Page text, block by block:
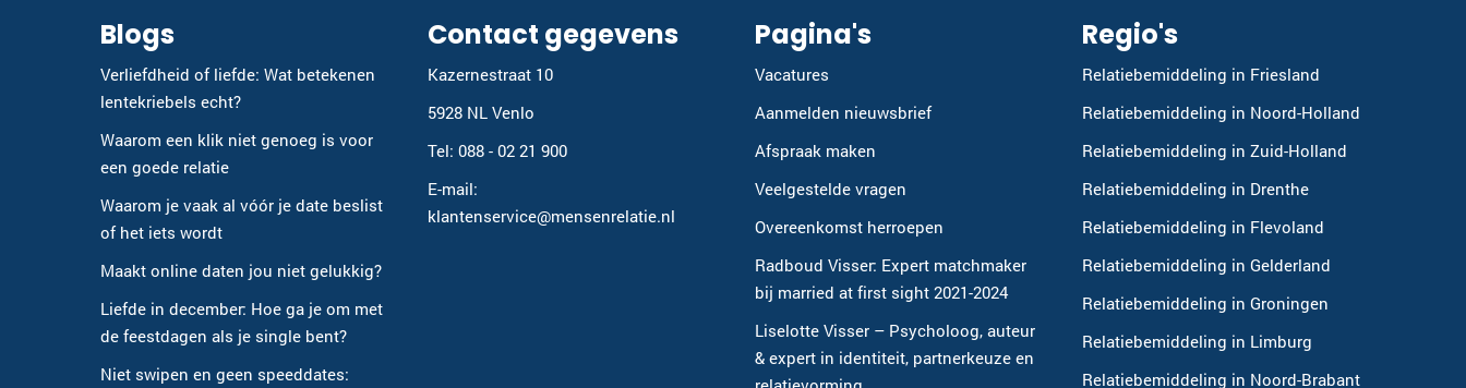
Blogs
Verliefdheid of liefde: Wat betekenen
lentekriebels echt?
Waarom een klik niet genoeg is voor
een goede relatie
Waarom je vaak al vóór je date beslist
of het iets wordt
Maakt online daten jou niet gelukkig?
Liefde in december: Hoe ga je om met
de feestdagen als je single bent?
Niet swipen en geen speeddates:
Contact gegevens
Kazernestraat 10
5928 NL Venlo
Tel: 088 - 02 21 900
E-mail:
klantenservice@mensenrelatie.nl
Pagina's
Vacatures
Aanmelden nieuwsbrief
Afspraak maken
Veelgestelde vragen
Overeenkomst herroepen
Radboud Visser: Expert matchmaker
bij married at first sight 2021-2024
Liselotte Visser – Psycholoog, auteur
& expert in identiteit, partnerkeuze en
Regio's
Relatiebemiddeling in Friesland
Relatiebemiddeling in Noord-Holland
Relatiebemiddeling in Zuid-Holland
Relatiebemiddeling in Drenthe
Relatiebemiddeling in Flevoland
Relatiebemiddeling in Gelderland
Relatiebemiddeling in Groningen
Relatiebemiddeling in Limburg
Relatiebemiddeling in Noord-Brabant